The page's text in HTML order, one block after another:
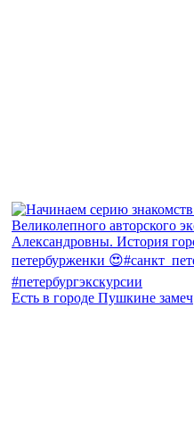
Есть в городе Пушкине замеч